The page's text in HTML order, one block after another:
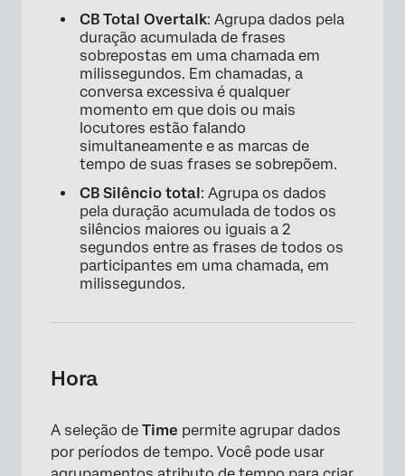
CB Total Overtalk: Agrupa dados pela
duração acumulada de frases
sobrepostas em uma chamada em
milissegundos. Em chamadas, a
conversa excessiva é qualquer
momento em que dois ou mais
locutores estão falando
simultaneamente e as marcas de
tempo de suas frases se sobrepõem.
CB Silêncio total: Agrupa os dados
pela duração acumulada de todos os
silêncios maiores ou iguais a 2
segundos entre as frases de todos os
participantes em uma chamada, em
milissegundos.
Hora
A seleção de Time permite agrupar dados
por períodos de tempo. Você pode usar